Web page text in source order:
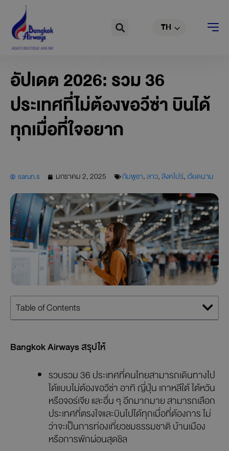
content
Search TH
CN
อัปเดต 2026: รวม 36
ประเทศที่ไม่ต้องขอวีซ่า บินได้
ทุกเมื่อที่ใจอยาก
sarun.s มกราคม 2, 2025 กัมพูชา,ลาว,สิงคโปร์, เวียดนาม
Table of Contents
Bangkok Airways สรุปให้
รวบรวม 36 ประเทศที่คนไทยสามารถเดินทางไป
ได้แบบไม่ต้องขอวีซ่า อาทิ ญี่ปุ่น เกาหลีใต้ ไต้หวัน
หรือจอร์เจีย และอื่น ๆ อีกมากมาย สามารถเลือก
ประเทศที่ตรงใจและบินไปได้ทุกเมื่อที่ต้องการ ไม่
ว่าจะเป็นการท่องเที่ยวชมธรรมชาติ บ้านเมือง
หรือการพักผ่อนสุดชิล